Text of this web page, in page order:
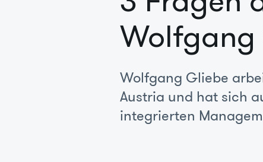
Wolfgang Gliebe
Austria und hat sich
integrierten